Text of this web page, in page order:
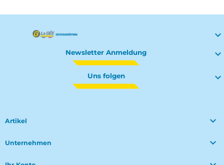

Newsletter Anmeldung 
Uns folgen 
Artikel 
Unternehmen 